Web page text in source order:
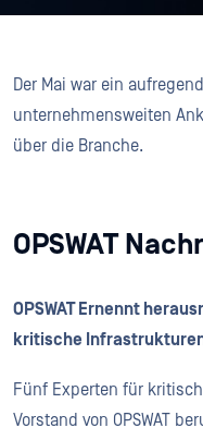
Der Mai war ein
unternehmensweiten
über die Branche.
OPSWAT
OPSWAT Ernennt
kritische
Fünf Experten für
Vorstand von OPSWAT